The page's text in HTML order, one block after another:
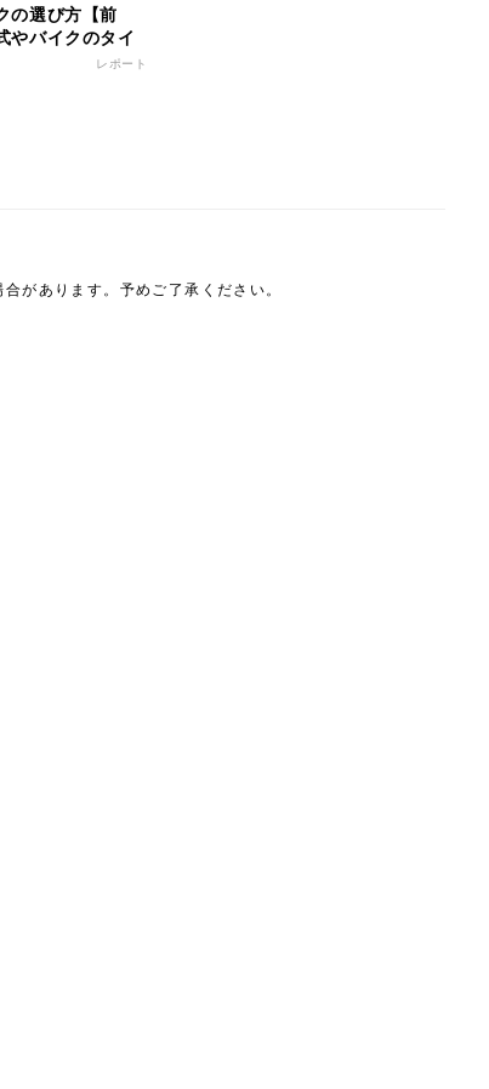
の選び方【前
やバイクのタイ
レポート
があります。予めご了承ください。